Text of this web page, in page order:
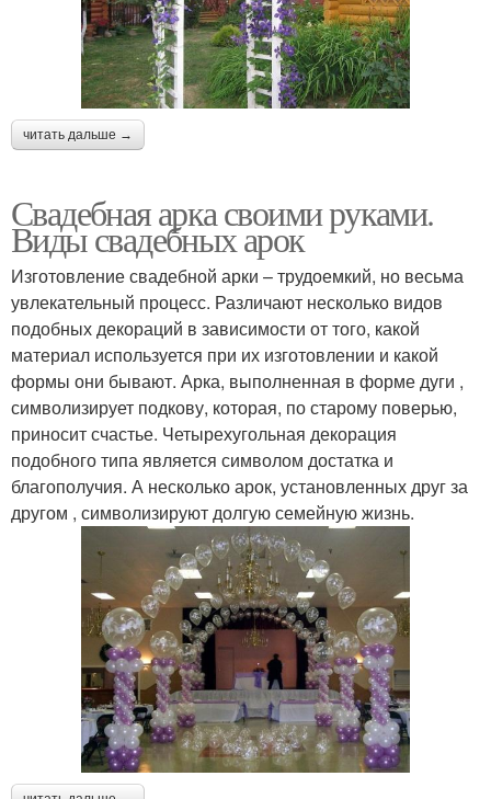
читать дальше →
Свадебная арка своими руками.
Виды свадебных арок
Изготовление свадебной арки – трудоемкий, но весьма
увлекательный процесс. Различают несколько видов
подобных декораций в зависимости от того, какой
материал используется при их изготовлении и какой
формы они бывают. Арка, выполненная в форме дуги ,
символизирует подкову, которая, по старому поверью,
приносит счастье. Четырехугольная декорация
подобного типа является символом достатка и
благополучия. А несколько арок, установленных друг за
другом , символизируют долгую семейную жизнь.